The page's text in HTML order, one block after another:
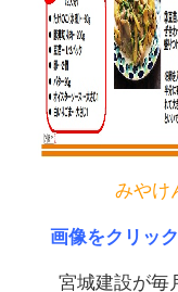
みやけ
画像をクリッ
宮城建設が毎